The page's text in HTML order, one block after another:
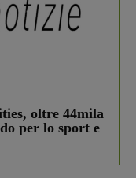
oltre 44mila
per lo sport e